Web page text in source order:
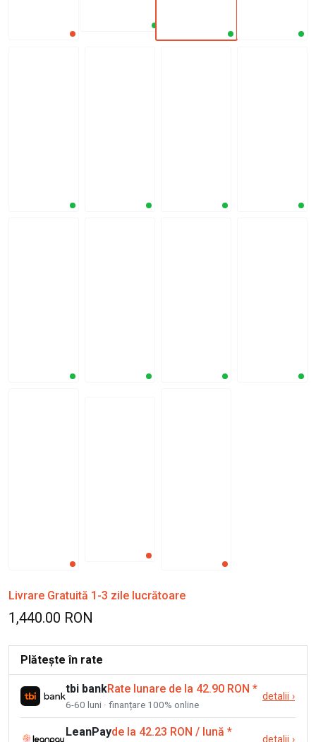
Livrare Gratuită 1-3 zile lucrătoare
1,440.00 RON
Plătește în rate
tbi bankRate lunare de la 42.90 RON *
6-60 luni · finanțare 100% online
detalii ›
LeanPayde la 42.23 RON / lună *